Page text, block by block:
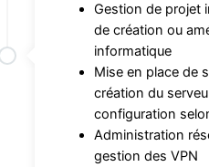
Gestion de projet
de création ou
informatique
Mise en place de
création du
configuration
Administration
gestion des VPN